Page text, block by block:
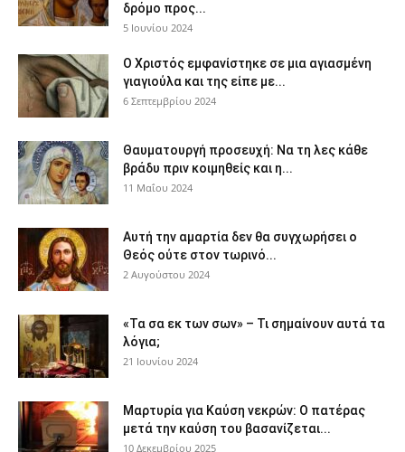
δρόμο προς...
5 Ιουνίου 2024
Ο Χριστός εμφανίστηκε σε μια αγιασμένη
γιαγιούλα και της είπε με...
6 Σεπτεμβρίου 2024
Θαυματουργή προσευχή: Να τη λες κάθε
βράδυ πριν κοιμηθείς και η...
11 Μαΐου 2024
Αυτή την αμαρτία δεν θα συγχωρήσει ο
Θεός ούτε στον τωρινό...
2 Αυγούστου 2024
«Τα σα εκ των σων» – Τι σημαίνουν αυτά τα
λόγια;
21 Ιουνίου 2024
Μαρτυρία για Καύση νεκρών: Ο πατέρας
μετά την καύση του βασανίζεται...
10 Δεκεμβρίου 2025